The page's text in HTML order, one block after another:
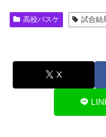
高校バスケ 試合結
X